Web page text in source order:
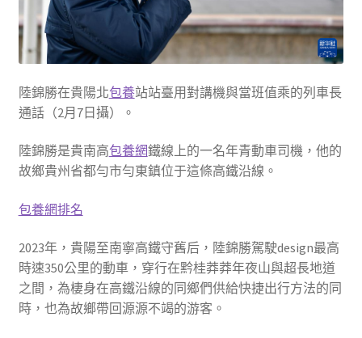
陸錦勝在貴陽北包養站站臺用對講機與當班值乘的列車長
通話（2月7日攝）。
陸錦勝是貴南高包養網鐵線上的一名年青動車司機，他的
故鄉貴州省都勻市勻東鎮位于這條高鐵沿線。
包養網排名
2023年，貴陽至南寧高鐵守舊后，陸錦勝駕駛design最高
時速350公里的動車，穿行在黔桂莽莽年夜山與超長地道
之間，為棲身在高鐵沿線的同鄉們供給快捷出行方法的同
時，也為故鄉帶回源源不竭的游客。